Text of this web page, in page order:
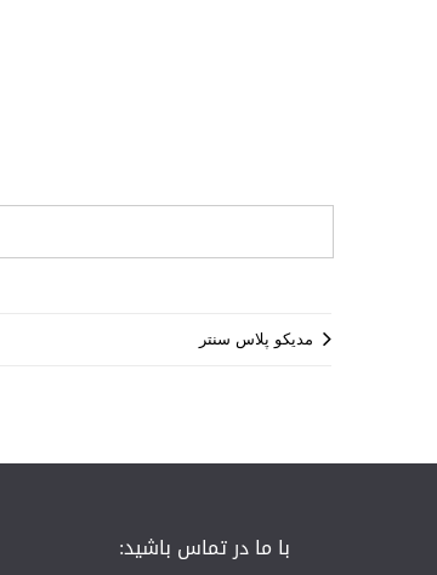
مدیکو پلاس سنتر
با ما در تماس باشید: